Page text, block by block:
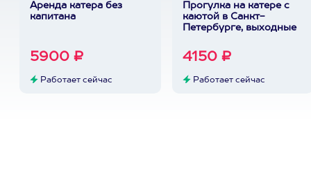
Аренда катера без
капитана
5900 ₽
Работает сейчас
Прогулка на катере с
каютой в Санкт-
Петербурге, выходные
4150 ₽
Работает сейчас